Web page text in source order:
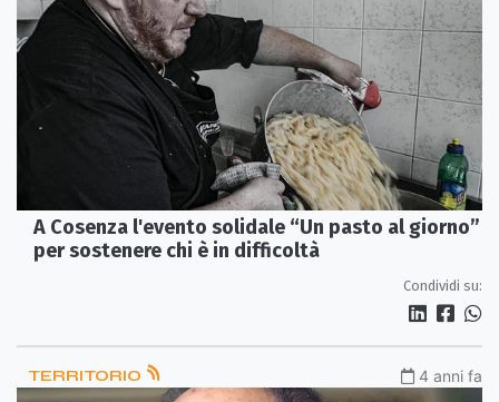
A Cosenza l'evento solidale “Un pasto al giorno”
per sostenere chi è in difficoltà
Condividi su:
TERRITORIO 4 anni fa